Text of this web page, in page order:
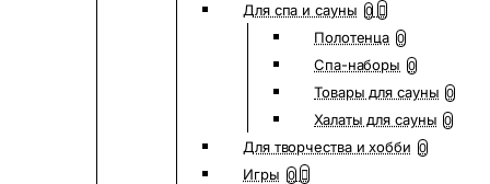
Для спа и сауны 0
Полотенца 0
Спа-наборы 0
Товары для сауны 0
Халаты для сауны 0
Для творчества и хобби 0
Игры 0